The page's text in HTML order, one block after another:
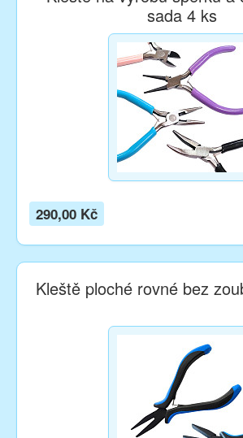
sada 4 ks
290,00 Kč
Kleště ploché rovné bez